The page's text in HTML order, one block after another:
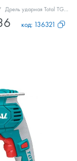
Дрель ударная Total TG111136
код: 136321